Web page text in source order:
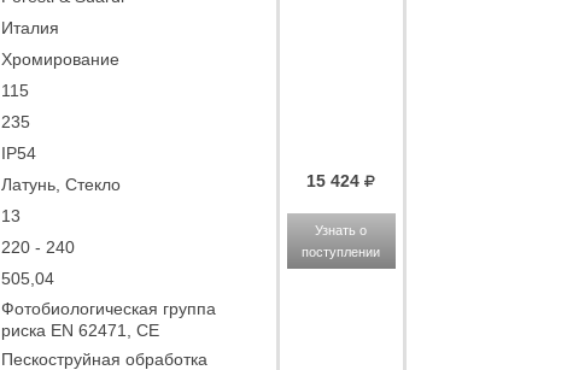
Италия
Хромирование
115
235
IP54
Латунь, Стекло
13
220 - 240
505,04
Фотобиологическая группа
риска EN 62471, CE
Пескоструйная обработка
15 424
Узнать о
поступлении